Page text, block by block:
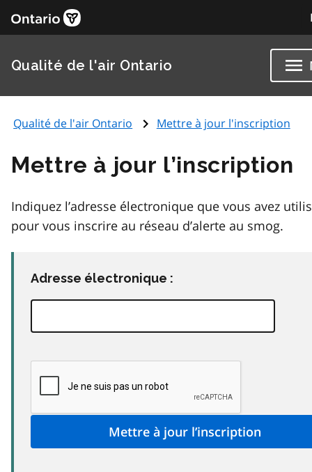
Qualité de l'air Ontario
Qualité de l'air Ontario Mettre à jour l'inscription
Mettre à jour l’inscription
Indiquez l’adresse électronique que vous avez
pour vous inscrire au réseau d’alerte au smog.
Adresse électronique :